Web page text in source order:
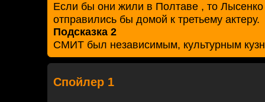
Если бы они жили в Полтаве , то
отправились бы домой к третьему актеру.
Подсказка 2
СМИТ был независимым, культурным
Спойлер 1